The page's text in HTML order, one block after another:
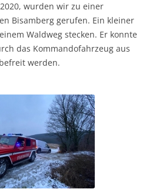
wurden wir zu einer
Bisamberg gerufen. Ein kleiner
Waldweg stecken. Er konnte
das Kommandofahrzeug aus
werden.